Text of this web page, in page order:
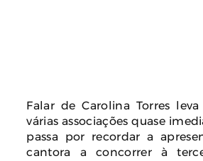
Falar de Carolina Torres
várias associações quase
passa por recordar a
cantora a concorrer à